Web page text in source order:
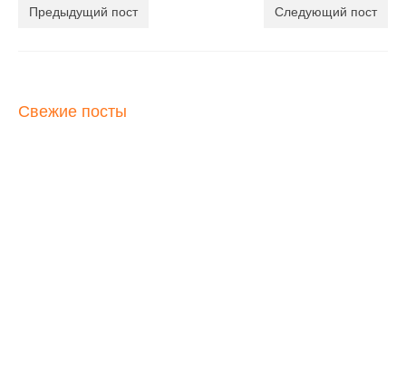
Предыдущий пост Следующий пост
Свежие посты